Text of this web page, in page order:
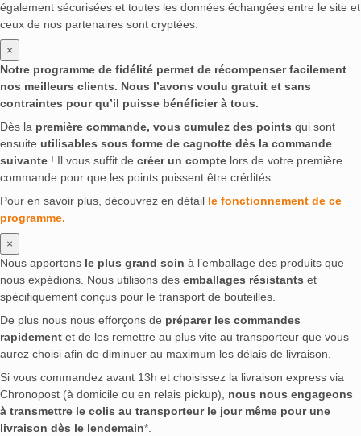
également sécurisées et toutes les données échangées entre le site et
ceux de nos partenaires sont cryptées.
×
Notre programme de fidélité permet de récompenser facilement
nos meilleurs clients. Nous l’avons voulu gratuit et sans
contraintes pour qu’il puisse bénéficier à tous.
Dès la première commande, vous cumulez des points qui sont
ensuite utilisables sous forme de cagnotte dès la commande
suivante ! Il vous suffit de créer un compte lors de votre première
commande pour que les points puissent être crédités.
Pour en savoir plus, découvrez en détail le fonctionnement de ce
programme.
×
Nous apportons le plus grand soin à l’emballage des produits que
nous expédions. Nous utilisons des emballages résistants et
spécifiquement conçus pour le transport de bouteilles.
De plus nous nous efforçons de préparer les commandes
rapidement et de les remettre au plus vite au transporteur que vous
aurez choisi afin de diminuer au maximum les délais de livraison.
Si vous commandez avant 13h et choisissez la livraison express via
Chronopost (à domicile ou en relais pickup), nous nous engageons
à transmettre le colis au transporteur le jour même pour une
livraison dès le lendemain*.